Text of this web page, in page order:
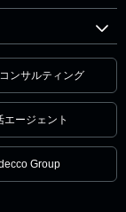
ンサルティング
エージェント
Group